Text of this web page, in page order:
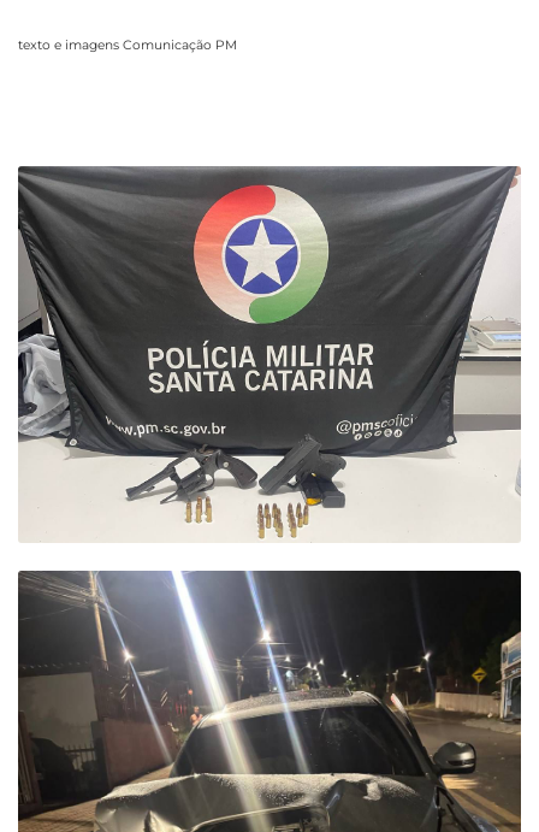
texto e imagens Comunicação PM